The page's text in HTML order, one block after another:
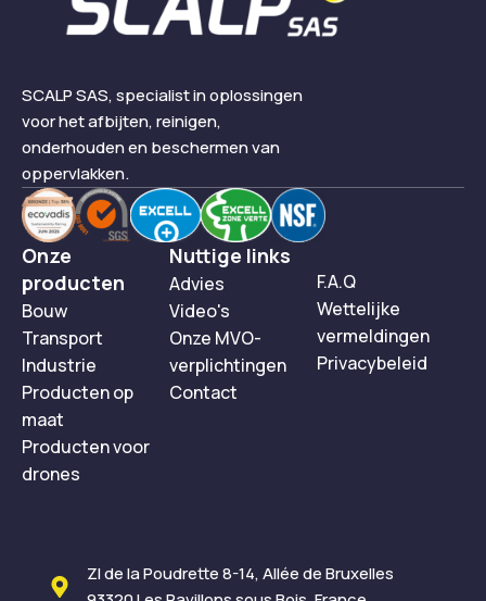
SCALP SAS, specialist in oplossingen
voor het afbijten, reinigen,
onderhouden en beschermen van
oppervlakken.
Onze
producten
Bouw
Transport
Industrie
Producten op
maat
Producten voor
drones
Nuttige links
Advies
Video's
Onze MVO-
verplichtingen
Contact
F.A.Q
Wettelijke
vermeldingen
Privacybeleid
ZI de la Poudrette 8-14, Allée de Bruxelles